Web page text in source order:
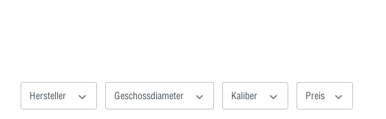
Hersteller Geschossdiameter Kaliber Preis